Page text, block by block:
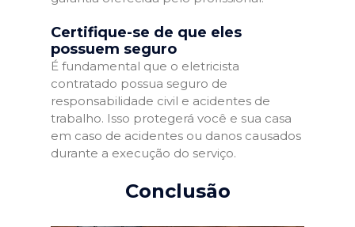
Certifique-se de que eles
possuem seguro
É fundamental que o eletricista
contratado possua seguro de
responsabilidade civil e acidentes de
trabalho. Isso protegerá você e sua casa
em caso de acidentes ou danos causados
durante a execução do serviço.
Conclusão